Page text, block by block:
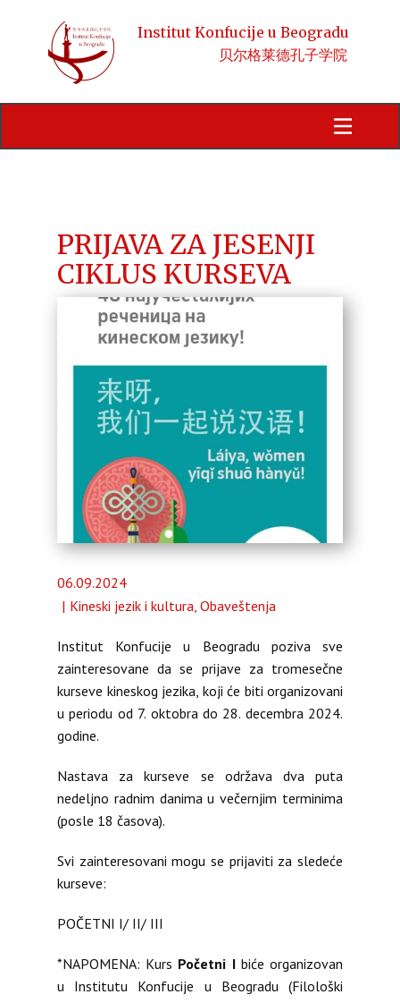
Institut Konfucije u Beogradu
贝尔格莱德孔子学院
Početna
Aktivnosti
Kineski jezik i kultura
Stipendije
Almanah
O nama
PRIJAVA ZA JESENJI
CIKLUS KURSEVA
06.09.2024
Kineski jezik i kultura, Obaveštenja
Institut Konfucije u Beogradu poziva sve
zainteresovane da se prijave za tromesečne
kurseve kineskog jezika, koji će biti organizovani
u periodu od 7. oktobra do 28. decembra 2024.
godine.
Nastava za kurseve se održava dva puta
nedeljno radnim danima u večernjim terminima
(posle 18 časova).
Svi zainteresovani mogu se prijaviti za sledeće
kurseve:
POČETNI I/ II/ III
*NAPOMENA: Kurs Početni Ibiće organizovan
u Institutu Konfucije u Beogradu (Filološki